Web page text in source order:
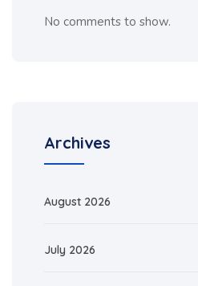
No comments to show.
Archives
August 2026
July 2026